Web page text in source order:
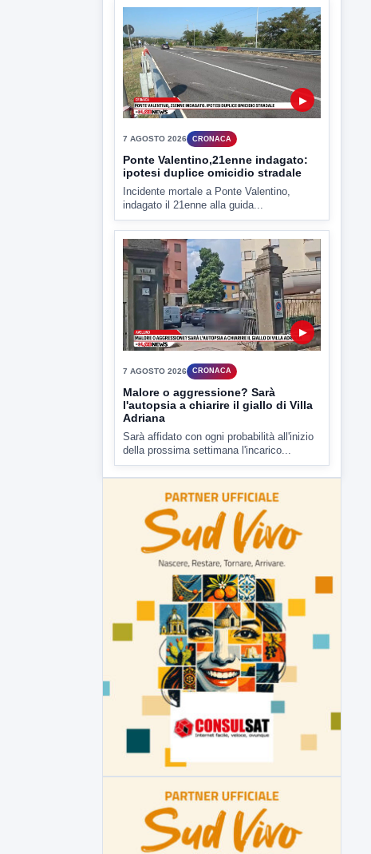
▶
ATTUALITÀ
Miasmi e Calore, l'ASL parla
attraverso il Comune
Nessuna nuova moria di pesci e nessuna
criticità igienico-sanitaria nel...
▶
Ponte Valentino,21enne indagato:
ipotesi duplice omicidio stradale
Incidente mortale a Ponte Valentino,
indagato il 21enne alla guida...
7 AGOSTO 2026 CRONACA
Malore o aggressione? Sarà
l'autopsia a chiarire il giallo di Villa
Adriana
Sarà affidato con ogni probabilità all'inizio
della prossima settimana l'incarico...